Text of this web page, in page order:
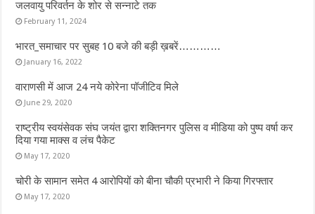
जलवायु परिवर्तन के शोर से सन्नाटे तक
February 11, 2024
भारत_समाचार पर सुबह 10 बजे की बड़ी ख़बरें…………
January 16, 2022
वाराणसी में आज 24 नये कोरेना पॉजीटिव मिले
June 29, 2020
राष्ट्रीय स्वयंसेवक संघ जयंत द्वारा शक्तिनगर पुलिस व मीडिया को पुष्प वर्षा कर
दिया गया माक्स व लंच पैकेट
May 17, 2020
चोरी के सामान समेत 4 आरोपियों को बीना चौकी प्रभारी ने किया गिरफ्तार
May 17, 2020